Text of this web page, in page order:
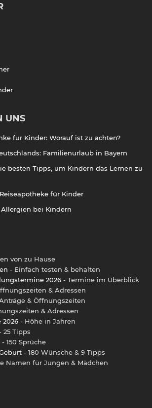
UNS
für Kinder: Worauf ist zu achten?
Familienurlaub in Bayern
besten Tipps, um Kindern das Lernen zu
für Kinder
bei Kindern
von zu Hause
- Einfach testen & behalten
2026 - Termine im Überblick
& Adressen
& Öffnungszeiten
& Adressen
2026 - Höhe in Jahren
25 Tipps
- 150 Sprüche
- 180 Wünsche & 9 Tipps
Namen für Jungen & Mädchen